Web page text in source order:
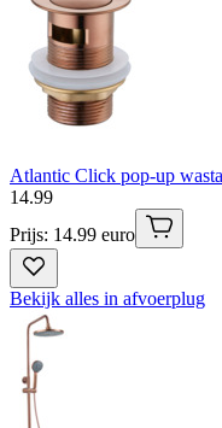
Atlantic Click pop-up
14.99
Prijs: 14.99 euro
Bekijk alles in afvoerplug